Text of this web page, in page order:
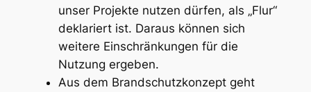
unser Projekte nutzen dürfen, als „Flur“
deklariert ist. Daraus können sich
weitere Einschränkungen für die
Nutzung ergeben.
Aus dem Brandschutzkonzept geht